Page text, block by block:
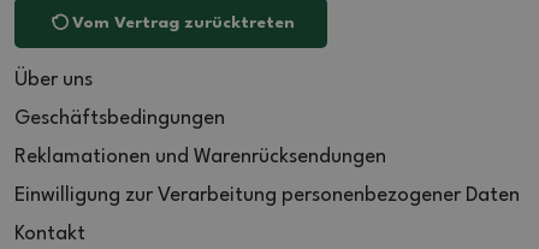
Vom Vertrag zurücktreten
Über uns
Geschäftsbedingungen
Reklamationen und Warenrücksendungen
Einwilligung zur Verarbeitung personenbezogener Daten
Kontakt